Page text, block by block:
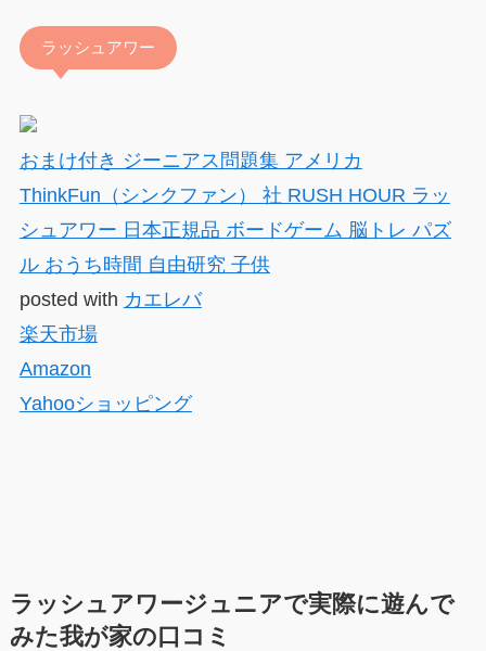
ラッシュアワー
おまけ付き ジーニアス問題集 アメリカ
ThinkFun（シンクファン） 社 RUSH HOUR ラッ
シュアワー 日本正規品 ボードゲーム 脳トレ パズ
ル おうち時間 自由研究 子供
posted with カエレバ
楽天市場
Amazon
Yahooショッピング
ラッシュアワージュニアで実際に遊んで
みた我が家の口コミ